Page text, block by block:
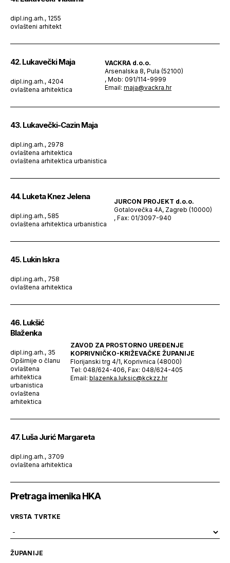
dipl.ing.arh., 1255
ovlašteni arhitekt
42. Lukavečki Maja
dipl.ing.arh., 4204
ovlaštena arhitektica
VACKRA d.o.o.
Arsenalska 8, Pula (52100)
, Mob: 091/114-9999
Email: maja@vackra.hr
43. Lukavečki-Cazin Maja
dipl.ing.arh., 2978
ovlaštena arhitektica
ovlaštena arhitektica urbanistica
44. Luketa Knez Jelena
dipl.ing.arh., 585
ovlaštena arhitektica urbanistica
JURCON PROJEKT d.o.o.
Gotalovečka 4A, Zagreb (10000)
, Fax: 01/3097-940
45. Lukin Iskra
dipl.ing.arh., 758
ovlaštena arhitektica
46. Lukšić
Blaženka
dipl.ing.arh., 35
Opširnije o članu
ovlaštena
arhitektica
urbanistica
ovlaštena
arhitektica
ZAVOD ZA PROSTORNO UREĐENJE
KOPRIVNIČKO-KRIŽEVAČKE ŽUPANIJE
Florijanski trg 4/1, Koprivnica (48000)
Tel: 048/624-406, Fax: 048/624-405
Email: blazenka.luksic@kckzz.hr
47. Luša Jurić Margareta
dipl.ing.arh., 3709
ovlaštena arhitektica
Pretraga imenika HKA
VRSTA TVRTKE
ŽUPANIJE